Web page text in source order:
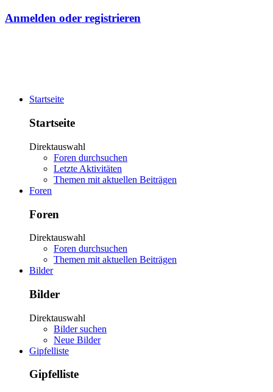
Anmelden oder registrieren
Startseite
Startseite
Direktauswahl
Foren durchsuchen
Letzte Aktivitäten
Themen mit aktuellen Beiträgen
Foren
Foren
Direktauswahl
Foren durchsuchen
Themen mit aktuellen Beiträgen
Bilder
Bilder
Direktauswahl
Bilder suchen
Neue Bilder
Gipfelliste
Gipfelliste